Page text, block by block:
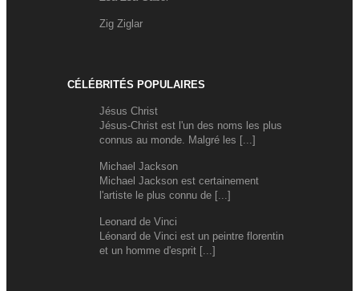
Zig Ziglar
CÉLÉBRITÉS POPULAIRES
Jésus Christ
Jésus-Christ est l'un des noms les plus
connus au monde. Malgré les [...]
Michael Jackson
Michael Jackson est certainement
l'artiste le plus connu de [...]
Leonard de Vinci
Léonard de Vinci est un peintre florentin
et un homme d'esprit [...]